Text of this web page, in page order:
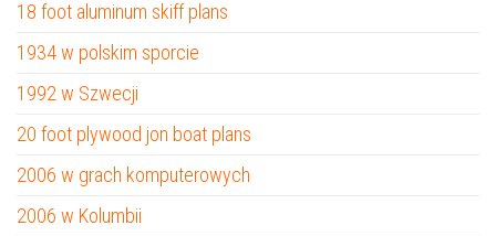
18 foot aluminum skiff plans
1934 w polskim sporcie
1992 w Szwecji
20 foot plywood jon boat plans
2006 w grach komputerowych
2006 w Kolumbii